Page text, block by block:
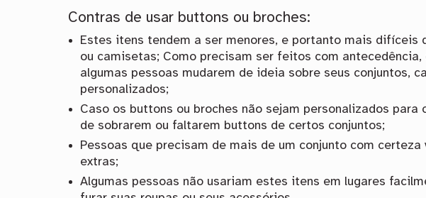
Contras de usar buttons ou broches:
Estes itens tendem a ser menores, e portanto mais difíceis
ou camisetas; Como precisam ser feitos com
algumas pessoas mudarem de ideia sobre seus conjuntos,
personalizados;
Caso os buttons ou broches não sejam personalizados para
de sobrarem ou faltarem buttons de certos conjuntos;
Pessoas que precisam de mais de um conjunto com
extras;
Algumas pessoas não usariam estes itens em lugares